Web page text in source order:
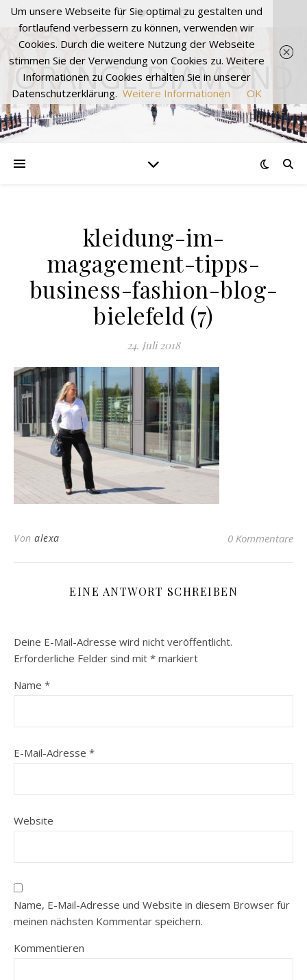
ORANGE DIAMOND
kleidung-im-
magagement-tipps-
business-fashion-blog-
bielefeld (7)
24. Juli 2018
Von alexa 0 Kommentare
EINE ANTWORT SCHREIBEN
Deine E-Mail-Adresse wird nicht veröffentlicht.
Erforderliche Felder sind mit * markiert
Name *
E-Mail-Adresse *
Website
Name, E-Mail-Adresse und Website in diesem Browser für
meinen nächsten Kommentar speichern.
Kommentieren
Um unsere Webseite für Sie optimal zu gestalten und
fortlaufend verbessern zu können, verwenden wir
Cookies. Durch die weitere Nutzung der Webseite
stimmen Sie der Verwendung von Cookies zu. Weitere
Informationen zu Cookies erhalten Sie in unserer
Datenschutzerklärung. Weitere Informationen OK